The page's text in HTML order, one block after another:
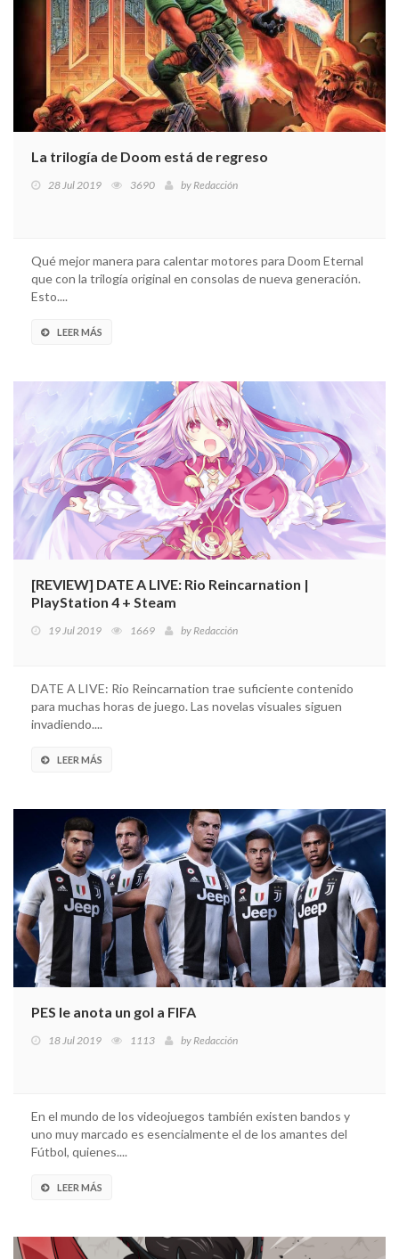
La trilogía de Doom está de regreso
28 Jul 2019 3690 byRedacción
Qué mejor manera para calentar motores para Doom Eternal
que con la trilogía original en consolas de nueva generación.
Esto....
LEER MÁS
[REVIEW] DATE A LIVE: Rio Reincarnation |
PlayStation 4 + Steam
19 Jul 2019 1669 byRedacción
DATE A LIVE: Rio Reincarnation trae suficiente contenido
para muchas horas de juego. Las novelas visuales siguen
invadiendo....
LEER MÁS
PES le anota un gol a FIFA
18 Jul 2019 1113 byRedacción
En el mundo de los videojuegos también existen bandos y
uno muy marcado es esencialmente el de los amantes del
Fútbol, quienes....
LEER MÁS